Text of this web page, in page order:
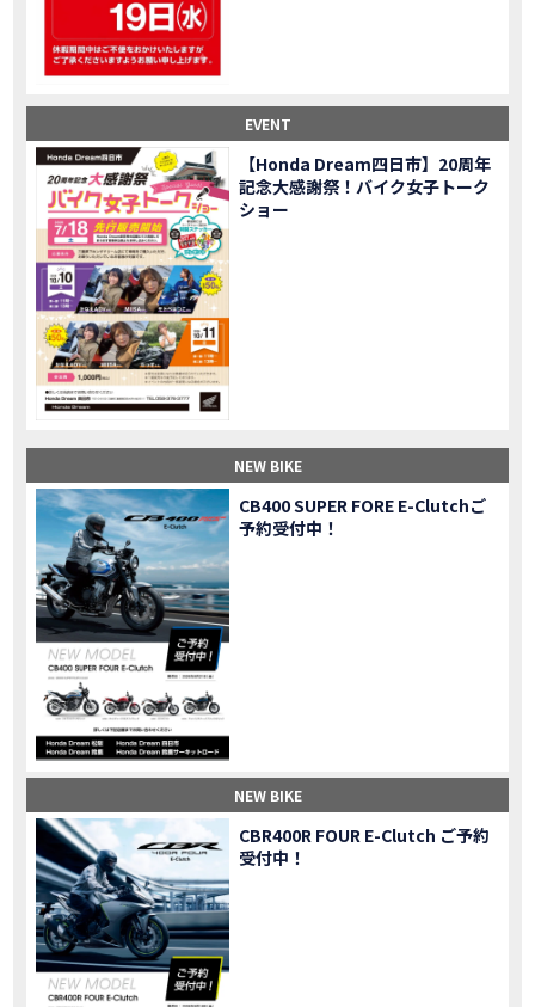
CAMPAIGN 【買取強化中】乗らないバイクはHonda Dreamへ！
MOVIE 【祝】Honda CL500納車「かなえさんバイク売れました！」連絡があり行ってきました
【ホンダドリーム鈴鹿サーキットロード】オープン当日イベントレポ！
MOVIE 【鈴鹿サーキットに近い！】ホンダドリーム鈴鹿サーキットロードOPEN！ #茉ひる
MOVIE CL500売却！X-ADVオーナーの素直な理由。〇〇で納得の買取してもらいました|Honda X-ADV
MOVIE 【梅本まどかさんコラボ】CIVIC TYPE R♪スタッフオススメの鈴鹿ドライブへ！【後編】
MOVIE 憧れの大型バイク試乗！4輪走行は驚きの…【Honda GoldWing AfricaTwin】試乗会in鈴鹿ツインサーキット
MOVIE 【鈴鹿ツインサーキット】バイク＆クルマ夢のコラボイベント！「HCM２＆４サーキットフェス」レポ
MOVIE 全員初対面！バイク女子6人がツーリング行ったらwww
MOVIE バイク女子6人でツーリング行った結果ww！後編
MOVIE 温泉1泊。いつもソロの女性ライダー、大人のマスツーリングへついていった【三重〜長野•茶臼山高原経由】Honda CL500
MOVIE 【梅本まどかさんコラボ】CIVIC TYPE R♪ スタッフオススメの鈴鹿ドライブへ！【前編】
ＨＣＭ２＆４サーキットフェス2023 紹介動画①
MOVIE モトベはつこさんコラボ動画
MOVIE Honda Dream 四日市のご紹介
MOVIE Honda Dream 鈴鹿のご紹介
MOVIE
Honda Dream 松阪のご紹介
２月１２日 牡蠣ツーリングフォトギャラリー
EVENT 第6回オフロードスクールフォトギャラリー
EVENT Honda Dream鈴鹿・松阪・四日市 ３店舗合同周年祭フォトギャラリー
MOVIE Honda Dream鈴鹿・松阪・四日市 ３店舗合同周年祭レポート
NEW BIKE NEW BIKE「HAWK 11」新型ロードスポーツモデル HAWK 11を発売！
NEW BIKE NEW BIKE「ダックス125」新型レジャーバイク ダックス125を発売！
MOVIE Honda Dream 鈴鹿 オフロードスクール紹介
MOVIE 【新車中古車多数】三重県でバイクを探すなら！HondaDream松阪【ホンダ二輪車専門店】
MOVIE 【県下最大規模】三重県でバイクを探すなら！HondaDream鈴鹿【ホンダ二輪車専門店】
NEW BIKE 「CBR400R」「400X」の仕様 を一部変更し発売!
NEW BIKE 大型プレミアムツアラー「Gold Wing」 シリーズのカラーバリエーション を一部変更し発売!
NEW BIKE クルーザーモデル 「Rebel 250 S Edition」 に新色を追加し発表！
NEW BIKE 「CT125・ハンターカブ」 に新色を追加し発売！
EVENT
【Honda Dream四日市】20周年
記念大感謝祭！バイク女子トーク
ショー
NEW BIKE
CB400 SUPER FORE E-Clutchご
予約受付中！
NEW BIKE
CBR400R FOUR E-Clutch ご予約
受付中！